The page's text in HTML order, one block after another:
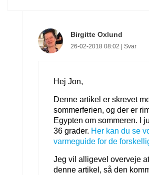
Billige langtidsrejser til
Grækenland i 2026 – Se
over 20 græske øer og
Billige
i foråret
tilbud
Birgitte Oxlund
26-02-2018 08:02 | Svar
Hej Jon,
Denne artikel er skrevet
sommerferien, og der er
Egypten om sommeren. I
36 grader. Her kan du se
varmeguide for de
Jeg vil alligevel overveje
denne artikel, så den